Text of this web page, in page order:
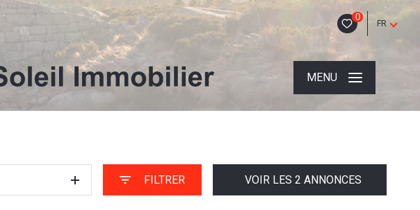
0
FR
MENU
FILTRER VOIR LES 2 ANNONCES